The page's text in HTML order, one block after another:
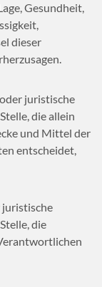
Gesundheit,
dieser
juristische
die allein
und Mittel der
entscheidet,
juristische
die